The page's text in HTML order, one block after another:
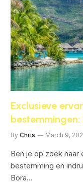
Exclusieve
bestemmingen:
By Chris March 9,
Ben je op zoek
bestemming en
Bora…